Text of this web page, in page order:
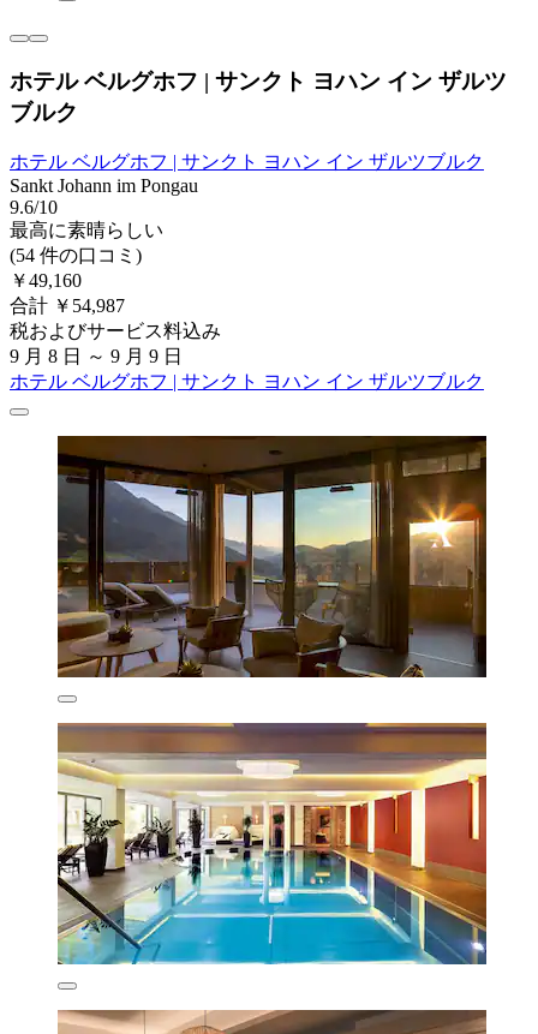
ホテル ベルグホフ | サンクト ヨハン イン ザルツ
ブルク
ホテル ベルグホフ | サンクト ヨハン イン ザルツブルク
Sankt Johann im Pongau
9.6/10
最高に素晴らしい
(54 件の口コミ)
￥49,160
合計 ￥54,987
税およびサービス料込み
9 月 8 日 ～ 9 月 9 日
ホテル ベルグホフ | サンクト ヨハン イン ザルツブルク